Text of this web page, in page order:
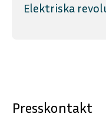
Elektriska
Presskontakt